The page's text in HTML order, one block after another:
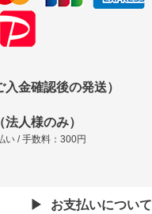
金確認後の発送）
人様のみ）
い / 手数料：300円
お支払いについて